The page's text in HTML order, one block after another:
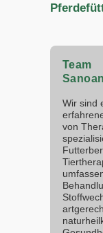
Team
Wir sind
von